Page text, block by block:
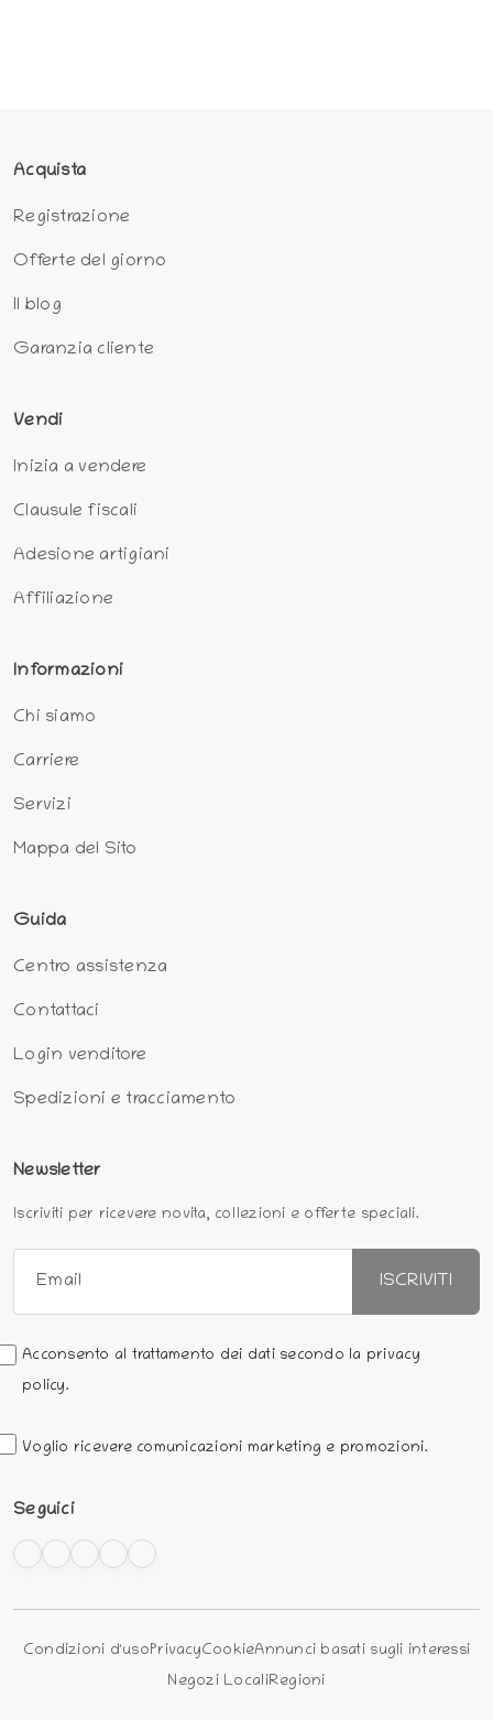
Acquista
Registrazione
Offerte del giorno
Il blog
Garanzia cliente
Vendi
Inizia a vendere
Clausule fiscali
Adesione artigiani
Affiliazione
Informazioni
Chi siamo
Carriere
Servizi
Mappa del Sito
Guida
Centro assistenza
Contattaci
Login venditore
Spedizioni e tracciamento
Newsletter
Iscriviti per ricevere novita, collezioni e offerte speciali.
ISCRIVITI
Acconsento al trattamento dei dati secondo la privacy
policy.
Voglio ricevere comunicazioni marketing e promozioni.
Seguici
Condizioni d'usoPrivacyCookieAnnunci basati sugli interessi
Negozi LocaliRegioni